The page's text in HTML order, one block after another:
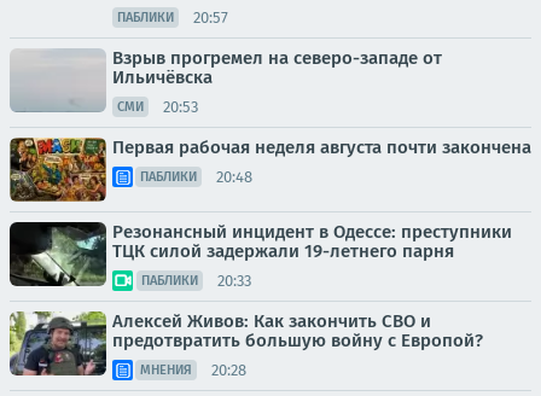
ПАБЛИКИ 20:57
Взрыв прогремел на северо-западе от
Ильичёвска
СМИ 20:53
Первая рабочая неделя августа почти закончена
ПАБЛИКИ 20:48
Резонансный инцидент в Одессе: преступники
ТЦК силой задержали 19-летнего парня
ПАБЛИКИ 20:33
Алексей Живов: Как закончить СВО и
предотвратить большую войну с Европой?
МНЕНИЯ 20:28